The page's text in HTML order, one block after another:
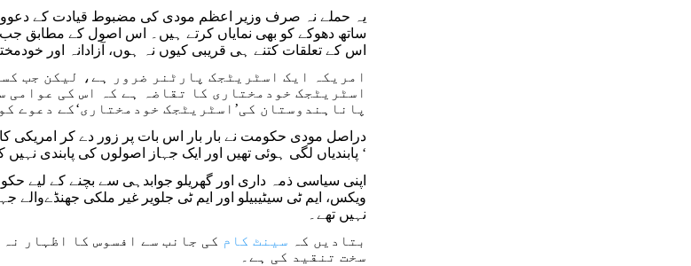
یہ حملے نہ صرف وزیر اعظم مودی کی مضبوط قیادت کے دعووں
ساتھ دھوکے کو بھی نمایاں کرتے ہیں۔ اس اصول کے مطابق
اس کے تعلقات کتنے ہی قریبی کیوں نہ ہوں، آزادانہ اور
امریکہ ایک اسٹریٹجک پارٹنر ضرور ہے، لیکن جب
اسٹریٹجک خودمختاری کا تقاضہ ہے کہ اس کی عوامی
پاناہندوستان کی’اسٹریٹجک خودمختاری‘کے دعوے
دراصل مودی حکومت نے بار بار اس بات پر زور دے کر امریکی
پابندیاں لگی ہوئی تھیں اور ایک جہاز اصولوں کی پابندی نہیں کر رہا تھا۔ ‘
اپنی سیاسی ذمہ داری اور گھریلو جوابدہی سے بچنے کے لیے
ویکس، ایم ٹی سیٹیبیلو اور ایم ٹی جلویر غیر ملکی جھنڈےوالے
نہیں تھے۔
بتادیں کہ سینٹ کام کی جانب سے افسوس کا اظہار
سخت تنقید کی ہے۔